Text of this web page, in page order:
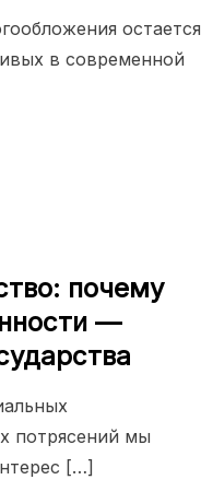
остается
в современной
почему
—
потрясений мы
[…]